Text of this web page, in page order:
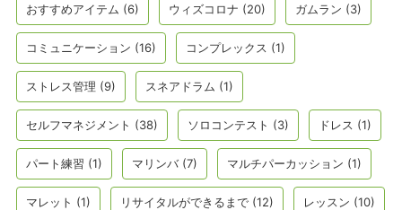
おすすめアイテム (6) ウィズコロナ (20) ガムラン (3)
コミュニケーション (16) コンプレックス (1)
ストレス管理 (9) スネアドラム (1)
セルフマネジメント (38) ソロコンテスト (3) ドレス (1)
パート練習 (1) マリンバ(7) マルチパーカッション (1)
マレット (1) リサイタルができるまで (12) レッスン (10)